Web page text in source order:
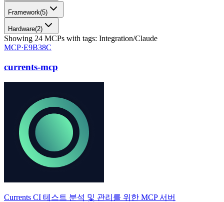
Framework(5)
Hardware(2)
Showing 24 MCPs with tags: Integration/Claude
MCP·E9B38C
currents-mcp
Currents CI 테스트 분석 및 관리를 위한 MCP 서버